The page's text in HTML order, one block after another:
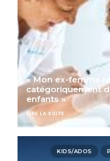
« Mon ex-femme
catégoriquement
enfants »
LIRE LA SUITE
KIDS/ADOS